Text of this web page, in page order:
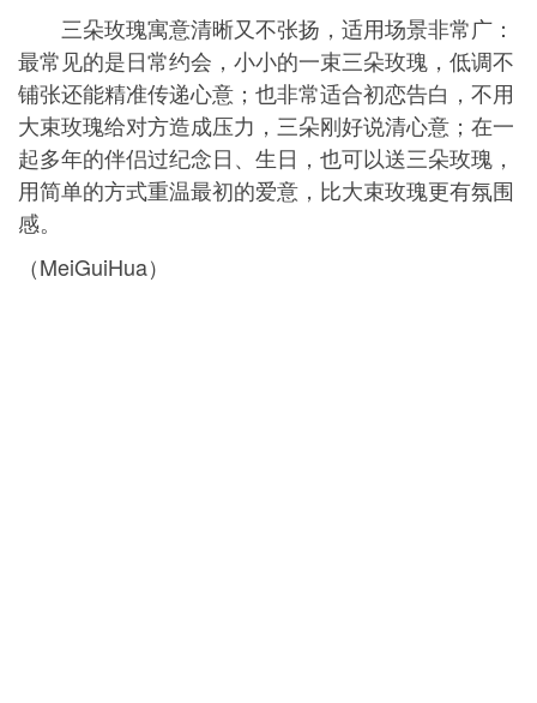
三朵玫瑰寓意清晰又不张扬，适用场景非常广：
最常见的是日常约会，小小的一束三朵玫瑰，低调不
铺张还能精准传递心意；也非常适合初恋告白，不用
大束玫瑰给对方造成压力，三朵刚好说清心意；在一
起多年的伴侣过纪念日、生日，也可以送三朵玫瑰，
用简单的方式重温最初的爱意，比大束玫瑰更有氛围
感。
（MeiGuiHua）